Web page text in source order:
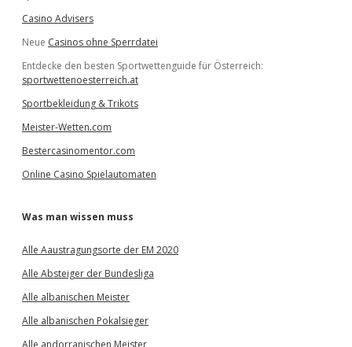
Casino Advisers
Neue Casinos ohne Sperrdatei
Entdecke den besten Sportwettenguide für Österreich:
sportwettenoesterreich.at
Sportbekleidung & Trikots
Meister-Wetten.com
Bestercasinomentor.com
Online Casino Spielautomaten
Was man wissen muss
Alle Aaustragungsorte der EM 2020
Alle Absteiger der Bundesliga
Alle albanischen Meister
Alle albanischen Pokalsieger
Alle andorranischen Meister